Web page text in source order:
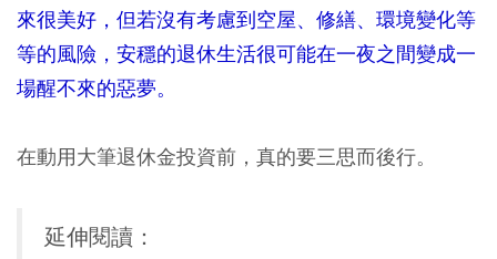
來很美好，但若沒有考慮到空屋、修繕、環境變化等
等的風險，安穩的退休生活很可能在一夜之間變成一
場醒不來的惡夢。
在動用大筆退休金投資前，真的要三思而後行。
延伸閱讀：